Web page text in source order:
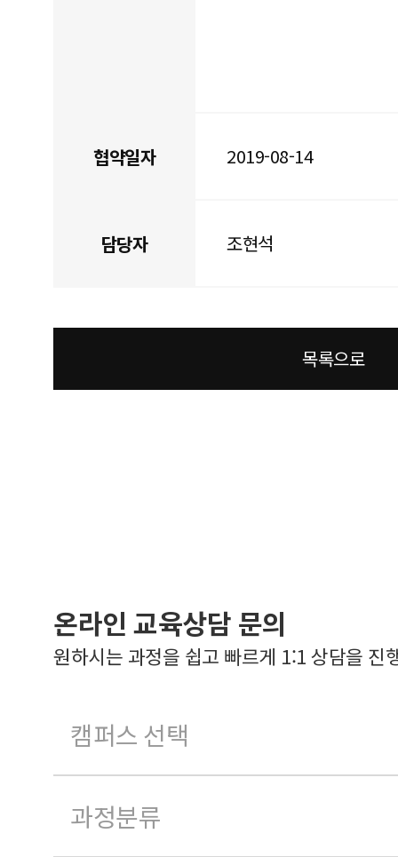
협약일자 2019-08-14
담당자 조현석
목록으로
온라인 교육상담 문의
원하시는 과정을 쉽고 빠르게 1:1 상담을 진